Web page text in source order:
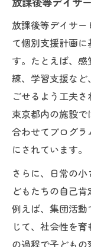
保育士
障がい
がり
働きやすさ
報
障がい
場選び
保育士
環境
東京都
は
保育士
ト
放課後等デイサ
て個別支援計画
す。たとえば、
練、学習支援な
ごせるよう工夫
東京都内の施設
合わせてプログ
にされています。
さらに、日常の
どもたちの自己肯
例えば、集団活
じて、社会性を
の過程で子ども